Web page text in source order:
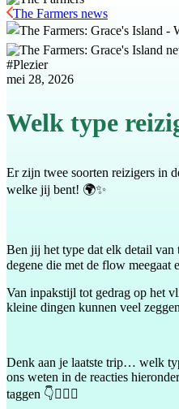
The Farmers news
#Plezier
mei 28, 2026
Welk type
Er zijn twee soorten reizigers in
welke jij bent! 🌍✨
Ben jij het type dat elk detail
degene die met de flow meegaat
Van inpakstijl tot gedrag op het
kleine dingen kunnen veel
Denk aan je laatste trip… welk
ons weten in de reacties
taggen 👇👯‍♂️✨